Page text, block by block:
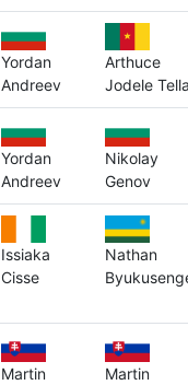
Yordan
Andreev
Arthuce
Jodele
Yordan
Andreev
Nikolay
Genov
Issiaka
Cisse
Nathan
Martin
Martin